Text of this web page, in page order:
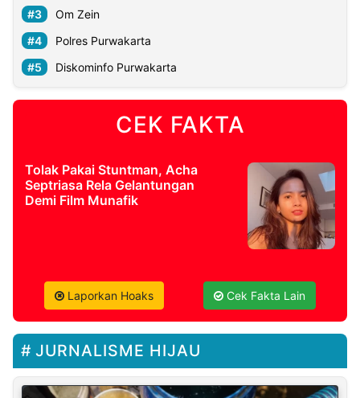
Om Zein
Polres Purwakarta
Diskominfo Purwakarta
CEK FAKTA
Tolak Pakai Stuntman, Acha
Septriasa Rela Gelantungan
Demi Film Munafik
Laporkan Hoaks Cek Fakta Lain
JURNALISME HIJAU